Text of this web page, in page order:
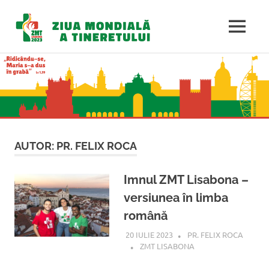
Sari
la
conținut
Mondială
a
MENU
AUTOR: PR. FELIX ROCA
Imnul ZMT Lisabona –
versiunea în limba
română
20 IULIE 2023
PR. FELIX ROCA
ZMT LISABONA